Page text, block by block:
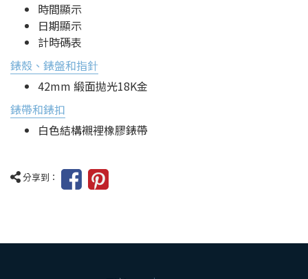
時間顯示
日期顯示
計時碼表
錶殼、錶盤和指針
42mm 緞面拋光18K金
錶帶和錶扣
白色結構襯裡橡膠錶帶
分享到：